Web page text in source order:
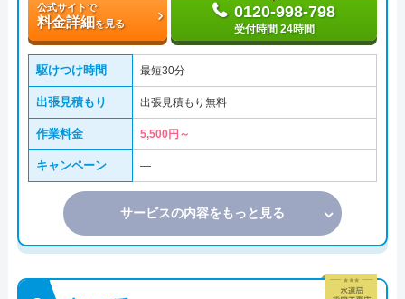
公式サイトで
料金詳細を見る
0120-998-798
受付時間 24時間
駆けつけ時間 最短30分
出張見積もり 出張見積もり無料
作業料金 5,500円～
キャンペーン ―
サービスの内容をもっと見る